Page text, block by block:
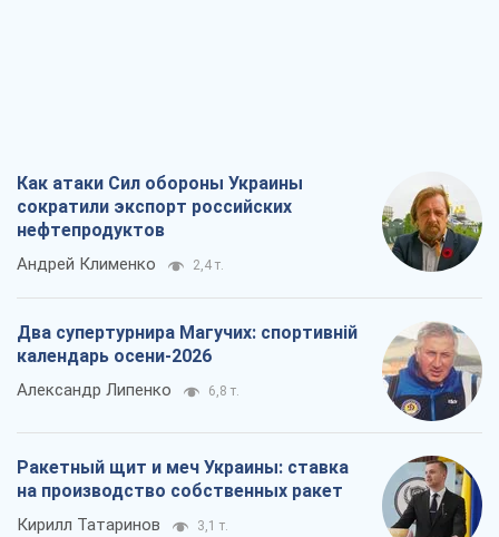
Как атаки Сил обороны Украины
сократили экспорт российских
нефтепродуктов
Андрей Клименко 2,4 т.
Два супертурнира Магучих: спортивній
календарь осени-2026
Александр Липенко 6,8 т.
Ракетный щит и меч Украины: ставка
на производство собственных ракет
Кирилл Татаринов 3,1 т.